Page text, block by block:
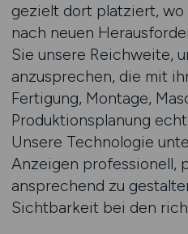
gezielt dort platziert, wo
nach neuen
Sie unsere Reichweite,
anzusprechen, die mit
Fertigung, Montage,
Produktionsplanung
Unsere Technologie
Anzeigen professionell,
ansprechend zu
Sichtbarkeit bei den